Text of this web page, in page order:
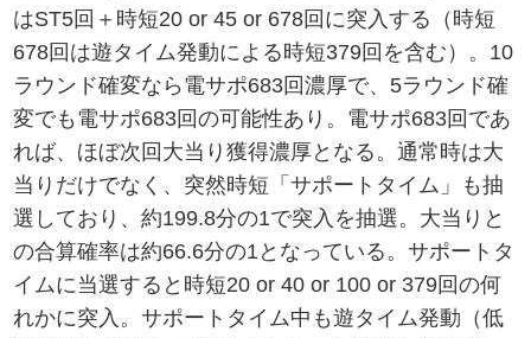
はST5回＋時短20 or 45 or 678回に突入する（時短
678回は遊タイム発動による時短379回を含む）。10
ラウンド確変なら電サポ683回濃厚で、5ラウンド確
変でも電サポ683回の可能性あり。電サポ683回であ
れば、ほぼ次回大当り獲得濃厚となる。通常時は大
当りだけでなく、突然時短「サポートタイム」も抽
選しており、約199.8分の1で突入を抽選。大当りと
の合算確率は約66.6分の1となっている。サポートタ
イムに当選すると時短20 or 40 or 100 or 379回の何
れかに突入。サポートタイム中も遊タイム発動（低